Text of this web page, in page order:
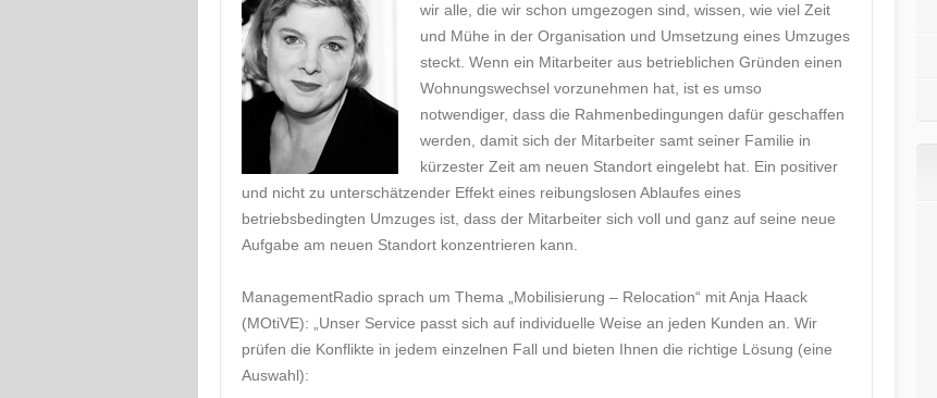
wir alle, die wir schon umgezogen sind, wissen, wie viel Zeit
und Mühe in der Organisation und Umsetzung eines Umzuges
steckt. Wenn ein Mitarbeiter aus betrieblichen Gründen einen
Wohnungswechsel vorzunehmen hat, ist es umso
notwendiger, dass die Rahmenbedingungen dafür geschaffen
werden, damit sich der Mitarbeiter samt seiner Familie in
kürzester Zeit am neuen Standort eingelebt hat. Ein positiver
und nicht zu unterschätzender Effekt eines reibungslosen Ablaufes eines
betriebsbedingten Umzuges ist, dass der Mitarbeiter sich voll und ganz auf seine neue
Aufgabe am neuen Standort konzentrieren kann.
ManagementRadio sprach um Thema „Mobilisierung – Relocation“ mit Anja Haack
(MOtiVE): „Unser Service passt sich auf individuelle Weise an jeden Kunden an. Wir
prüfen die Konflikte in jedem einzelnen Fall und bieten Ihnen die richtige Lösung (eine
Auswahl):